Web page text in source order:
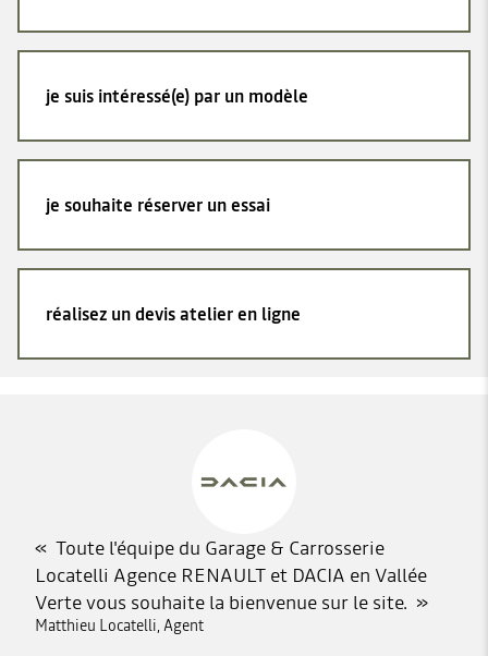
je suis intéressé(e) par un modèle
je souhaite réserver un essai
réalisez un devis atelier en ligne
Toute l'équipe du Garage & Carrosserie
Locatelli Agence RENAULT et DACIA en Vallée
Verte vous souhaite la bienvenue sur le site.
Matthieu Locatelli, Agent